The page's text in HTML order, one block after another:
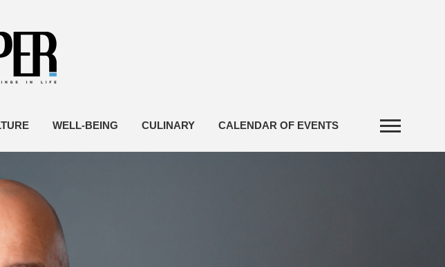
WELL-BEING CULINARY CALENDAR OF EVENTS